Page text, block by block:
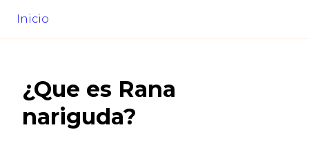
Inicio
¿Que es Rana
nariguda?